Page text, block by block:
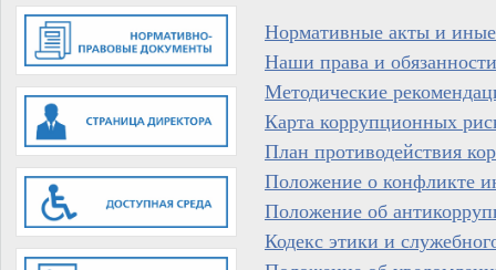
Нормативные акты и иные
Наши права и
Методические
Карта коррупционных
План противодействия
Положение о конфликте
Положение об
Кодекс этики и